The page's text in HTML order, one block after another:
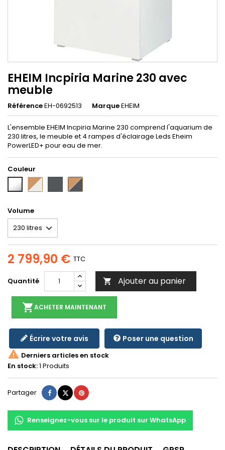
EHEIM Incpiria Marine 230 avec
meuble
RéférenceEH-0692513 MarqueEHEIM
L'ensemble EHEIM Incpiria Marine 230 comprend l'aquarium de
230 litres, le meuble et 4 rampes d'éclairage Leds Eheim
PowerLED+ pour eau de mer.
Couleur
Blanc
Alpin/Nature
GraphiteGraphite/Nature
Volume
2 799,90 € TTC
Quantité  Ajouter au panier
shopping_cartACHETER MAINTENANT
Écrire votre avis Poser une question
 Derniers articles en stock
En stock:1 Produits
Partager Partager
TweetPinterest
Renseignez-vous sur le produit sur WhatsApp